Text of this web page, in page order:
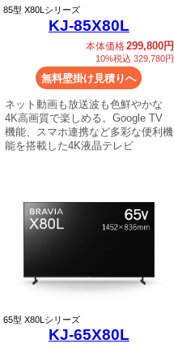
85型 X80Lシリーズ
KJ-85X80L
本体価格299,800円
10%税込 329,780円
無料壁掛け見積りへ
ネット動画も放送波も色鮮やかな
4K高画質で楽しめる。Google TV
機能、スマホ連携など多彩な便利機
能を搭載した4K液晶テレビ
65型 X80Lシリーズ
KJ-65X80L